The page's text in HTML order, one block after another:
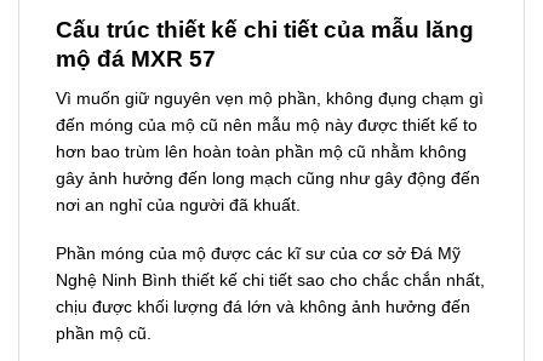
Cấu trúc thiết kế chi tiết của mẫu lăng
mộ đá MXR 57
Vì muốn giữ nguyên vẹn mộ phần, không đụng chạm gì
đến móng của mộ cũ nên mẫu mộ này được thiết kế to
hơn bao trùm lên hoàn toàn phần mộ cũ nhằm không
gây ảnh hưởng đến long mạch cũng như gây động đến
nơi an nghỉ của người đã khuất.
Phần móng của mộ được các kĩ sư của cơ sở Đá Mỹ
Nghệ Ninh Bình thiết kế chi tiết sao cho chắc chắn nhất,
chịu được khối lượng đá lớn và không ảnh hưởng đến
phần mộ cũ.